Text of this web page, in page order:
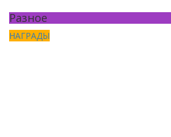
Разное
НАГРАДЫ